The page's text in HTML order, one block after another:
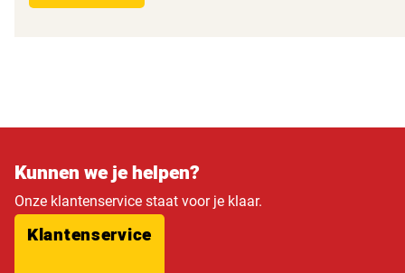
Kunnen we je helpen?
Onze klantenservice staat voor je klaar.
Klantenservice